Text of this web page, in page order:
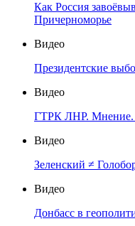
Как Россия
Причерноморье
Видео
Президентские
Видео
ГТРК ЛНР. Мнение.
Видео
Зеленский ≠
Видео
Донбасс в